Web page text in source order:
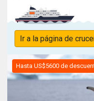
Ir a la página de
Hasta US$5600 de